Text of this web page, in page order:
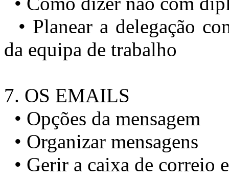
• Planear a delegação
da equipa de trabalho
7. OS EMAILS
• Opções da mensagem
• Organizar mensagens
• Gerir a caixa de correio